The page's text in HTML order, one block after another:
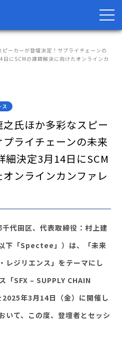
ーカーが登壇決定！サプライチェーンの
にSCMの課題解決に向けたオンラインカ
ス
氏ほか多彩なスピー
ライチェーンの未来
細決定3月14日にSCM
ンラインカンファレ
代田区、代表取締役：村上建
下「Spectee」）は、「未来
レジリエンス」をテーマにし
「SFX – SUPPLY CHAIN
2025年3月14日（金）に開催し
いて、この度、登壇者とセッシ